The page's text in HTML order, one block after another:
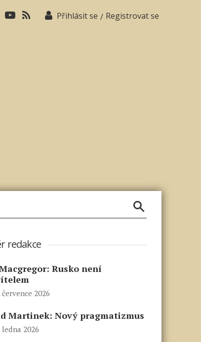
Přihlásit se / Registrovat se
redakce
Rusko není
července 2026
Martinek: Nový pragmatizmus
ledna 2026